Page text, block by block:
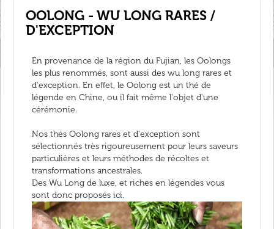
OOLONG - WU LONG RARES /
D'EXCEPTION
En provenance de la région du Fujian, les Oolongs
les plus renommés, sont aussi des wu long rares et
d'exception. En effet, le Oolong est un thé de
légende en Chine, ou il fait même l'objet d'une
cérémonie.
Nos thés Oolong rares et d'exception sont
sélectionnés très rigoureusement pour leurs saveurs
particulières et leurs méthodes de récoltes et
transformations ancestrales.
Des Wu Long de luxe, et riches en légendes vous
sont donc proposés ici.